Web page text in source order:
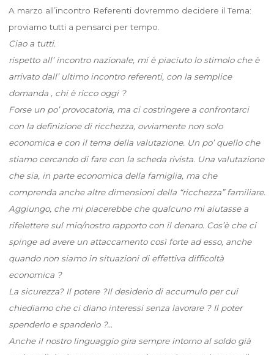
A marzo all’incontro Referenti dovremmo decidere il Tema:
proviamo tutti a pensarci per tempo.
Ciao a tutti.
rispetto all’ incontro nazionale, mi è piaciuto lo stimolo che è
arrivato dall’ ultimo incontro referenti, con la semplice
domanda , chi è ricco oggi ?
Forse un po’ provocatoria, ma ci costringere a confrontarci
con la definizione di ricchezza, ovviamente non solo
economica e con il tema della valutazione. Un po’ quello che
stiamo cercando di fare con la scheda rivista. Una valutazione
che sia, in parte economica della famiglia, ma che
comprenda anche altre dimensioni della “ricchezza” familiare.
Aggiungo, che mi piacerebbe che qualcuno mi aiutasse a
rifelettere sul mio/nostro rapporto con il denaro. Cos’è che ci
spinge ad avere un attaccamento così forte ad esso, anche
quando non siamo in situazioni di effettiva difficoltà
economica ?
La sicurezza? Il potere ?Il desiderio di accumulo per cui
chiediamo che ci diano interessi senza lavorare ? Il poter
spenderlo e spanderlo ?…
Anche il nostro linguaggio gira sempre intorno al soldo già